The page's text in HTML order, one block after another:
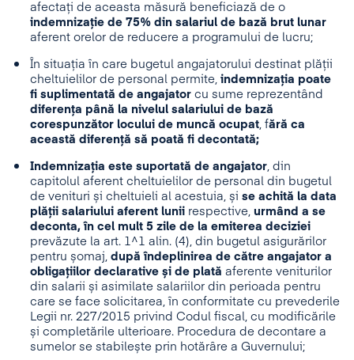
afectați de aceasta măsură beneficiază de o
indemnizație de 75% din salariul de bază brut lunar
aferent orelor de reducere a programului de lucru;
În situația în care bugetul angajatorului destinat plății
cheltuielilor de personal permite, indemnizația poate
fi suplimentată de angajator cu sume reprezentând
diferența până la nivelul salariului de bază
corespunzător locului de muncă ocupat, fără ca
această diferență să poată fi decontată;
Indemnizația este suportată de angajator, din
capitolul aferent cheltuielilor de personal din bugetul
de venituri și cheltuieli al acestuia, și se achită la data
plății salariului aferent lunii respective, urmând a se
deconta, în cel mult 5 zile de la emiterea deciziei
prevăzute la art. 1^1 alin. (4), din bugetul asigurărilor
pentru șomaj, după îndeplinirea de către angajator a
obligațiilor declarative și de plată aferente veniturilor
din salarii și asimilate salariilor din perioada pentru
care se face solicitarea, în conformitate cu prevederile
Legii nr. 227/2015 privind Codul fiscal, cu modificările
și completările ulterioare. Procedura de decontare a
sumelor se stabilește prin hotărâre a Guvernului;